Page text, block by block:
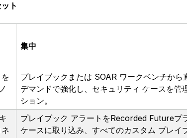
ト
集中
プレイブックまたは SOAR ワークベンチか
デマンドで強化し、セキュリティ ケースを管
ション。
プレイブック アラートをRecorded Futureプ
ケースに取り込み、すべてのカスタム プレイ